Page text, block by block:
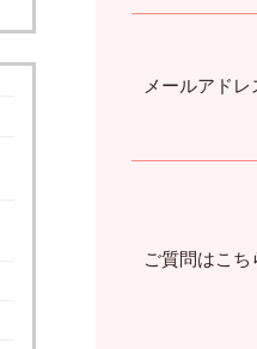
メールアドレ
ご質問はこ